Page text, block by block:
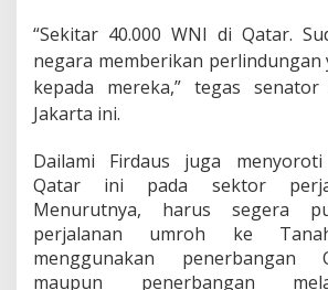
i
s
i
s
t
a
r
c
e
“Sekitar 40.000 WNI di Qatar.
negara memberikan perlindungan
kepada mereka,” tegas
Jakarta ini.
Dailami Firdaus juga
Qatar ini pada sektor
Menurutnya, harus segera
perjalanan umroh ke
menggunakan penerbangan
maupun penerbangan